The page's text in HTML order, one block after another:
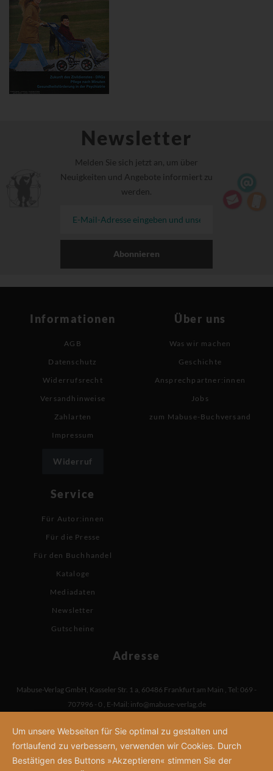
Newsletter
Melden Sie sich jetzt an, um über
Neuigkeiten und Angebote informiert zu
werden.
Abonnieren
Informationen
AGB
Datenschutz
Widerrufsrecht
Versandhinweise
Zahlarten
Impressum
Widerruf
Über uns
Was wir machen
Geschichte
Ansprechpartner:innen
Jobs
zum Mabuse-Buchversand
Service
Für Autor:innen
Für die Presse
Für den Buchhandel
Kataloge
Mediadaten
Newsletter
Gutscheine
Adresse
Mabuse-Verlag GmbH, Kasseler Str. 1 a, 60486 Frankfurt am Main , Tel: 069 -
707996 - 0 , E-Mail: info@mabuse-verlag.de
Um unsere Webseiten für Sie optimal zu gestalten und
fortlaufend zu verbessern, verwenden wir Cookies. Durch
Bestätigen des Buttons »Akzeptieren« stimmen Sie der